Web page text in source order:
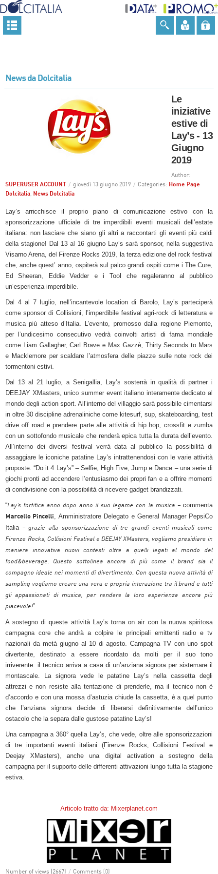
News da Dolcitalia
Le
iniziative
estive di
Lay’s - 13
Giugno
2019
Author:
SUPERUSER ACCOUNT
/ giovedì 13 giugno 2019 / Categories: Home Page
Dolcitalia, News Dolcitalia
Lay’s arricchisce il proprio piano di comunicazione estivo con la
sponsorizzazione ufficiale di tre imperdibili eventi musicali dell’estate
italiana: non lasciare che siano gli altri a raccontarti gli eventi più caldi
della stagione! Dal 13 al 16 giugno Lay’s sarà sponsor, nella suggestiva
Visarno Arena, del Firenze Rocks 2019, la terza edizione del rock festival
che, anche quest’ anno, ospiterà sul palco grandi ospiti come i The Cure,
Ed Sheeran, Eddie Vedder e i Tool che regaleranno al pubblico
un’esperienza imperdibile.
Dal 4 al 7 luglio, nell’incantevole location di Barolo, Lay’s parteciperà
come sponsor di Collisioni, l’imperdibile festival agri-rock di letteratura e
musica più atteso d’Italia. L’evento, promosso dalla regione Piemonte,
per l’undicesimo consecutivo vedrà coinvolti artisti di fama mondiale
come Liam Gallagher, Carl Brave e Max Gazzè, Thirty Seconds to Mars
e Macklemore per scaldare l’atmosfera delle piazze sulle note rock dei
tormentoni estivi.
Dal 13 al 21 luglio, a Senigallia, Lay’s sosterrà in qualità di partner i
DEEJAY XMasters, unico summer event italiano interamente dedicato al
mondo degli action sport. All’interno del villaggio sarà possibile cimentarsi
in oltre 30 discipline adrenaliniche come kitesurf, sup, skateboarding, test
drive off road e prendere parte alle attività di hip hop, crossfit e zumba
con un sottofondo musicale che renderà epica tutta la durata dell’evento.
All’interno dei diversi festival verrà data al pubblico la possibilità di
assaggiare le iconiche patatine Lay’s intrattenendosi con le varie attività
proposte: “Do it 4 Lay’s” – Selfie, High Five, Jump e Dance – una serie di
giochi pronti ad accendere l’entusiasmo dei propri fan e a offrire momenti
di condivisione con la possibilità di ricevere gadget brandizzati.
“Lay’s fortifica anno dopo anno il suo legame con la musica –commenta
Marcello Pincelli
, Amministratore Delegato e General Manager PepsiCo
Italia– grazie alla sponsorizzazione di tre grandi eventi musicali come
Firenze Rocks, Collisioni Festival e DEEJAY XMasters, vogliamo presidiare in
maniera innovativa nuovi contesti oltre a quelli legati al mondo del
food&beverage. Questo sottolinea ancora di più come il brand sia il
compagno ideale nei momenti di divertimento. Con questa nuova attività di
sampling vogliamo creare una vera e propria interazione tra il brand e tutti
gli appassionati di musica, per rendere la loro esperienza ancora più
piacevole!”
A sostegno di queste attività Lay’s torna on air con la nuova spiritosa
campagna core che andrà a colpire le principali emittenti radio e tv
nazionali da metà giugno al 10 di agosto. Campagna TV con uno spot
divertente, destinato a essere ricordato da molti per il suo tono
irriverente: il tecnico arriva a casa di un’anziana signora per sistemare il
montascale. La signora vede le patatine Lay’s nella cassetta degli
attrezzi e non resiste alla tentazione di prenderle, ma il tecnico non è
d’accordo e con una mossa d’astuzia chiude la cassetta, è a quel punto
che l’anziana signora decide di liberarsi definitivamente dell’unico
ostacolo che la separa dalle gustose patatine Lay’s!
Una campagna a 360° quella Lay’s, che vede, oltre alle sponsorizzazioni
di tre importanti eventi italiani (Firenze Rocks, Collisioni Festival e
Deejay XMasters), anche una digital activation a sostegno della
campagna per il supporto delle differenti attivazioni lungo tutta la stagione
estiva.
Articolo tratto da: Mixerplanet.com
Number of views (2667) / Comments (0)